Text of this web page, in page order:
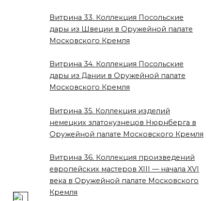
Витрина 33. Коллекция Посольские
дары из Швеции в Оружейной палате
Московского Кремля
Витрина 34. Коллекция Посольские
дары из Дании в Оружейной палате
Московского Кремля
Витрина 35. Коллекция изделий
немецких златокузнецов Нюрнберга в
Оружейной палате Московского Кремля
Витрина 36. Коллекция произведений
европейских мастеров XIII — начала XVI
века в Оружейной палате Московского
Кремля